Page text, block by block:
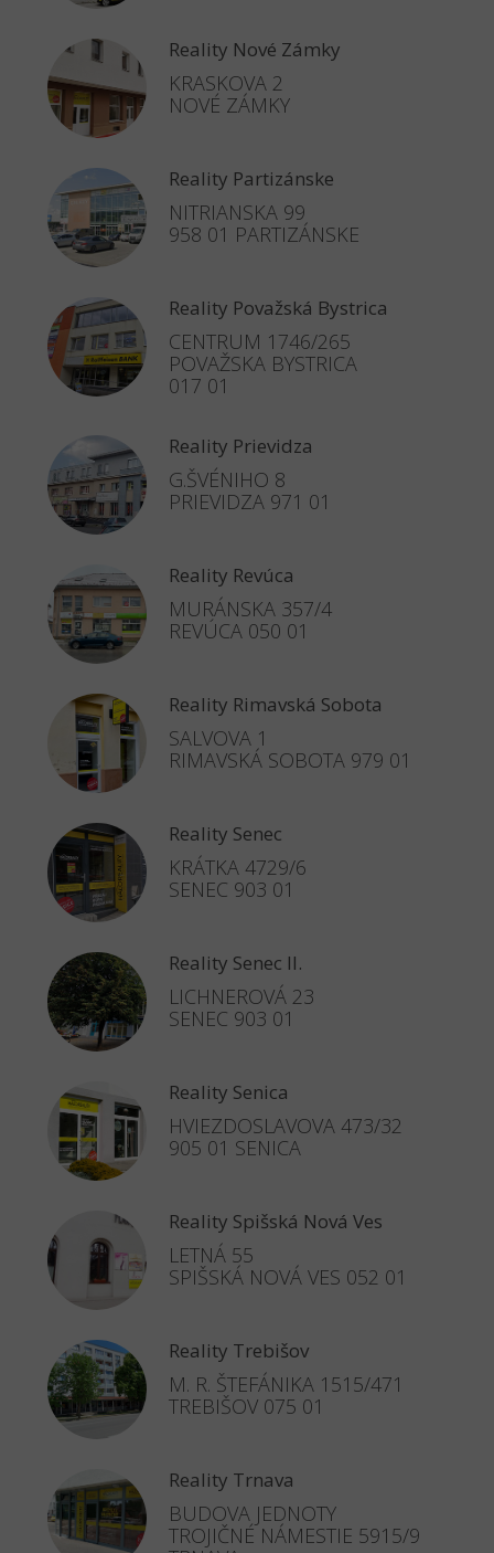
Reality Nové Zámky
KRASKOVA 2
NOVÉ ZÁMKY
Reality Partizánske
NITRIANSKA 99
958 01 PARTIZÁNSKE
Reality Považská Bystrica
CENTRUM 1746/265
POVAŽSKA BYSTRICA
017 01
Reality Prievidza
G.ŠVÉNIHO 8
PRIEVIDZA 971 01
Reality Revúca
MURÁNSKA 357/4
REVÚCA 050 01
Reality Rimavská Sobota
SALVOVA 1
RIMAVSKÁ SOBOTA 979 01
Reality Senec
KRÁTKA 4729/6
SENEC 903 01
Reality Senec II.
LICHNEROVÁ 23
SENEC 903 01
Reality Senica
HVIEZDOSLAVOVA 473/32
905 01 SENICA
Reality Spišská Nová Ves
LETNÁ 55
SPIŠSKÁ NOVÁ VES 052 01
Reality Trebišov
M. R. ŠTEFÁNIKA 1515/471
TREBIŠOV 075 01
Reality Trnava
BUDOVA JEDNOTY
TROJIČNÉ NÁMESTIE 5915/9